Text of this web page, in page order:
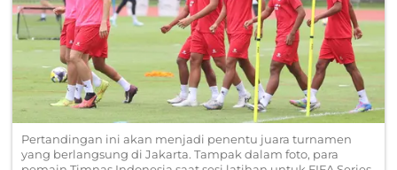
Pertandingan ini akan menjadi penentu juara turnamen
yang berlangsung di Jakarta. Tampak dalam foto, para